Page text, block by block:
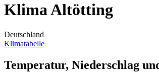
Klima Altötting
Deutschland
Klimatabelle
Temperatur, Niederschlag